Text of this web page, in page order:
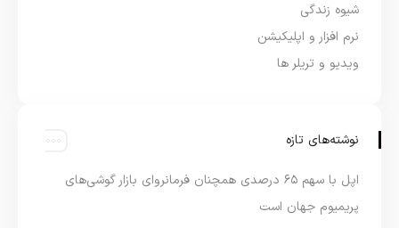
شیوه زندگی
نرم افزار و اپلیکیشن
ویدیو و تریلر ها
نوشته‌های تازه
اپل با سهم ۶۵ درصدی همچنان فرمانروای بازار گوشی‌های
پریمیوم جهان است